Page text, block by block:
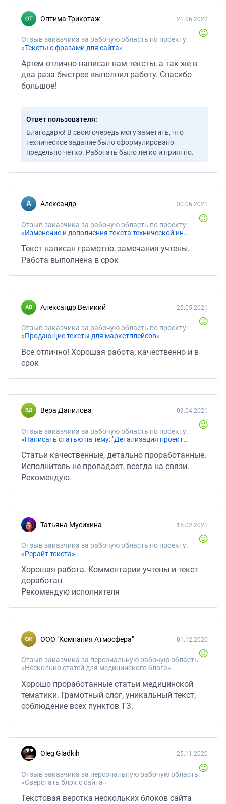
Оптима Трикотаж
Отзыв заказчика за рабочую область по проекту:
«Тексты с фразами для сайта»
21.06.2022
Артем отлично написал нам тексты, а так же в
два раза быстрее выполнил работу. Спасибо
большое!
Ответ пользователя
Благодарю! В свою очередь могу заметить, что
техническое задание было сформулировано
предельно четко. Работать было легко и приятно.
Александр
Отзыв заказчика за рабочую область по проекту:
«Изменение и дополнения текста технической информацией»
30.06.2021
Текст написан грамотно, замечания учтены.
Работа выполнена в срок
Александр Великий
Отзыв заказчика за рабочую область по проекту:
«Продающие тексты для маркетплейсов»
25.05.2021
Все отлично! Хорошая работа, качественно и в
срок
Вера Данилова
Отзыв заказчика за рабочую область по проекту:
«Написать статью на тему: "Детализация проектной документации"»
09.04.2021
Статьи качественные, детально проработанные.
Исполнитель не пропадает, всегда на связи.
Рекомендую.
Татьяна Мусихина
Отзыв заказчика за рабочую область по проекту:
«Рерайт текста»
15.02.2021
Хорошая работа. Комментарии учтены и текст
доработан
Рекомендую исполнителя
ООО "Компания Атмосфера"
Отзыв заказчика за персональную рабочую область:
«Несколько статей для медицинского блога»
01.12.2020
Хорошо проработанные статьи медицинской
тематики. Грамотный слог, уникальный текст,
соблюдение всех пунктов ТЗ.
Oleg Gladkih
Отзыв заказчика за персональную рабочую область:
«Сверстать блок с сайта»
25.11.2020
Текстовая верстка нескольких блоков сайта